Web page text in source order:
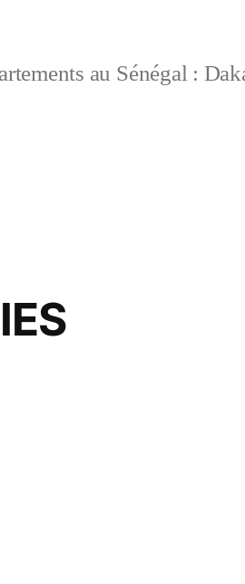
au Sénégal :